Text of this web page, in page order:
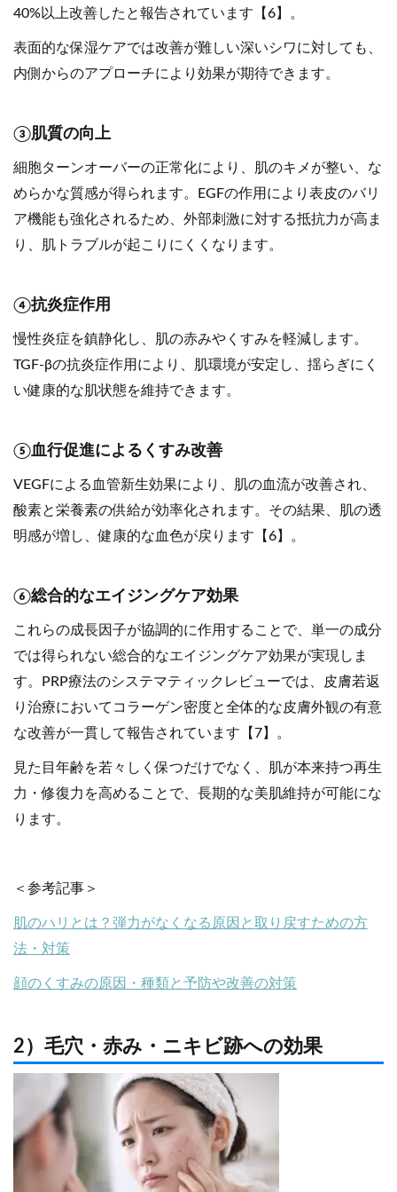
40%以上改善したと報告されています【6】。
表面的な保湿ケアでは改善が難しい深いシワに対しても、
内側からのアプローチにより効果が期待できます。
③肌質の向上
細胞ターンオーバーの正常化により、肌のキメが整い、な
めらかな質感が得られます。EGFの作用により表皮のバリ
ア機能も強化されるため、外部刺激に対する抵抗力が高ま
り、肌トラブルが起こりにくくなります。
④抗炎症作用
慢性炎症を鎮静化し、肌の赤みやくすみを軽減します。
TGF-βの抗炎症作用により、肌環境が安定し、揺らぎにく
い健康的な肌状態を維持できます。
⑤血行促進によるくすみ改善
VEGFによる血管新生効果により、肌の血流が改善され、
酸素と栄養素の供給が効率化されます。その結果、肌の透
明感が増し、健康的な血色が戻ります【6】。
⑥総合的なエイジングケア効果
これらの成長因子が協調的に作用することで、単一の成分
では得られない総合的なエイジングケア効果が実現しま
す。PRP療法のシステマティックレビューでは、皮膚若返
り治療においてコラーゲン密度と全体的な皮膚外観の有意
な改善が一貫して報告されています【7】。
見た目年齢を若々しく保つだけでなく、肌が本来持つ再生
力・修復力を高めることで、長期的な美肌維持が可能にな
ります。
＜参考記事＞
肌のハリとは？弾力がなくなる原因と取り戻すための方
法・対策
顔のくすみの原因・種類と予防や改善の対策
2）毛穴・赤み・ニキビ跡への効果